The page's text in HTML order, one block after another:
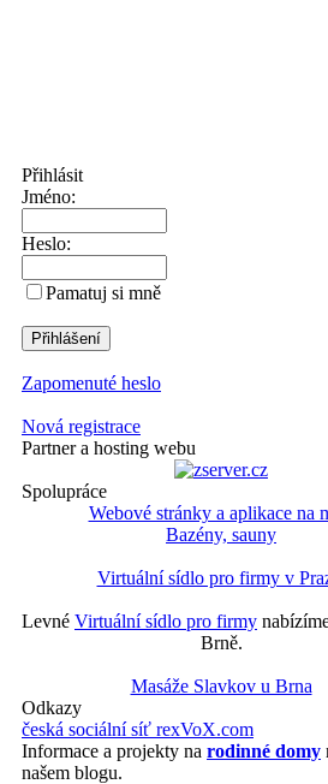
Přihlásit
Jméno:
Heslo:
Pamatuj si mně
Zapomenuté heslo
Nová registrace
Partner a hosting webu
Spolupráce
Webové stránky a aplikace na
Bazény, sauny
Virtuální sídlo pro firmy v
Levné Virtuální sídlo pro firmy
Brně.
Masáže Slavkov u Brna
Odkazy
česká sociální síť rexVoX.com
Informace a projekty na rodinné domy
našem blogu.